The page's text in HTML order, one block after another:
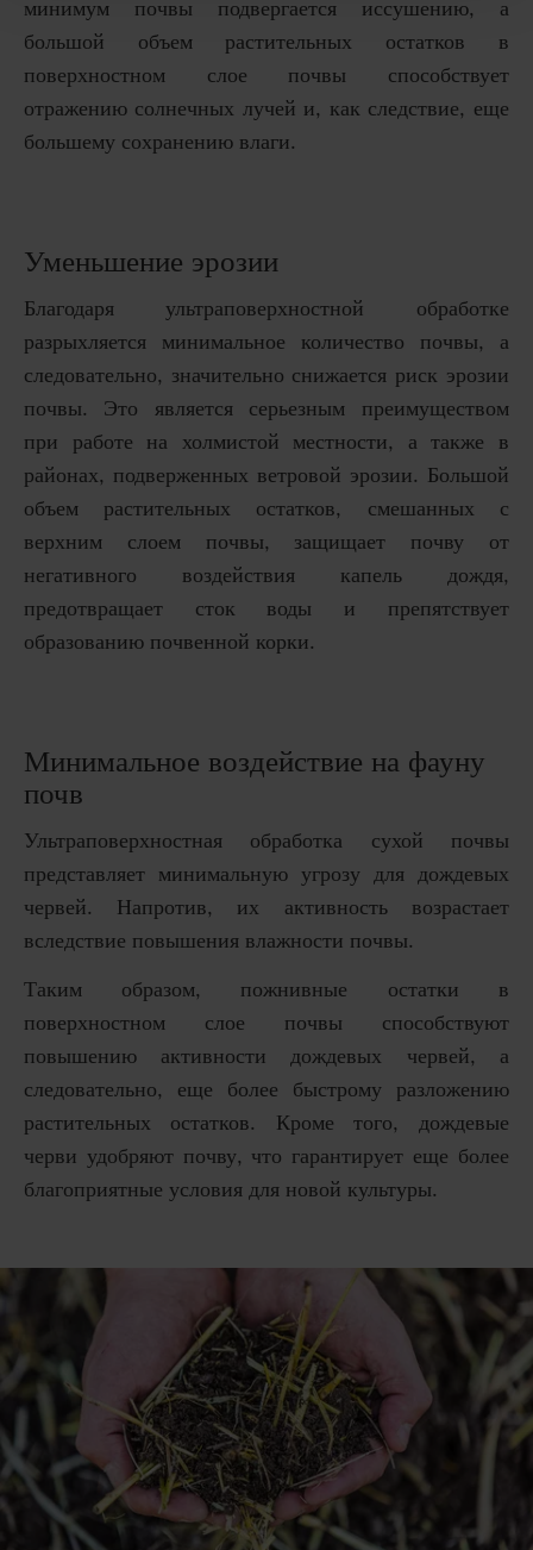
минимум почвы подвергается иссушению, а
большой объем растительных остатков в
поверхностном слое почвы способствует
отражению солнечных лучей и, как следствие, еще
большему сохранению влаги.
Уменьшение эрозии
Благодаря ультраповерхностной обработке
разрыхляется минимальное количество почвы, а
следовательно, значительно снижается риск эрозии
почвы. Это является серьезным преимуществом
при работе на холмистой местности, а также в
районах, подверженных ветровой эрозии. Большой
объем растительных остатков, смешанных с
верхним слоем почвы, защищает почву от
негативного воздействия капель дождя,
предотвращает сток воды и препятствует
образованию почвенной корки.
Минимальное воздействие на фауну
почв
Ультраповерхностная обработка сухой почвы
представляет минимальную угрозу для дождевых
червей. Напротив, их активность возрастает
вследствие повышения влажности почвы.
Таким образом, пожнивные остатки в
поверхностном слое почвы способствуют
повышению активности дождевых червей, а
следовательно, еще более быстрому разложению
растительных остатков. Кроме того, дождевые
черви удобряют почву, что гарантирует еще более
благоприятные условия для новой культуры.